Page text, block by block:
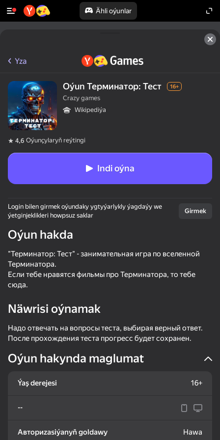
Ähli oýunlar
hatda «oýnamayanlar» hem
Yza
Oýun Терминатор: Тест 16+
Crazy games
Wikipediýa
4,6 Oýunçylaryň reýtingi
Indi oýna
Login bilen girmek oýundaky ygtyýarlykly ýagdaýy we
ýetginjeklikleri howpsuz saklar
Girmek
Oýun hakda
"Терминатор: Тест" - занимательная игра по вселенной
Терминатора.
Если тебе нравятся фильмы про Терминатора, то тебе
сюда.
Näwrisi oýnamak
Надо отвечать на вопросы теста, выбирая верный ответ.
После прохождения теста прогресс будет сохранен.
Oýun hakynda maglumat
Ýaş derejesi 16+
--
Авториzasiýanyň goldawy Hawa